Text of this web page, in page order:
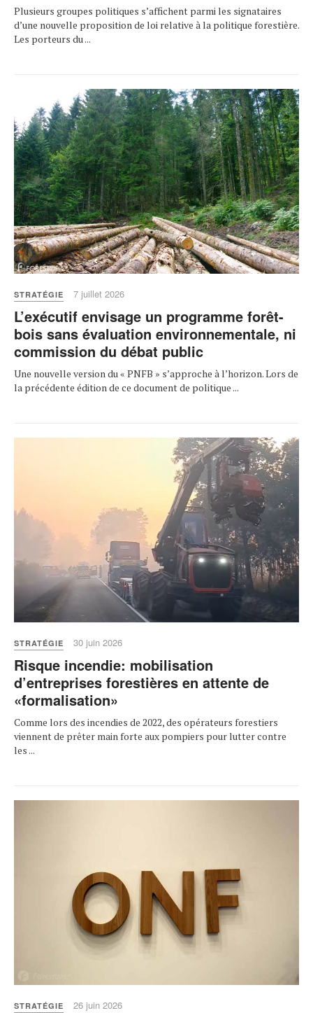
Plusieurs groupes politiques s’affichent parmi les signataires
d’une nouvelle proposition de loi relative à la politique forestière.
Les porteurs du ...
STRATÉGIE 7 juillet 2026
L’exécutif envisage un programme forêt-
bois sans évaluation environnementale, ni
commission du débat public
Une nouvelle version du « PNFB » s’approche à l’horizon. Lors de
la précédente édition de ce document de politique ...
STRATÉGIE 30 juin 2026
Risque incendie: mobilisation
d’entreprises forestières en attente de
«formalisation»
Comme lors des incendies de 2022, des opérateurs forestiers
viennent de prêter main forte aux pompiers pour lutter contre
les ...
STRATÉGIE 26 juin 2026